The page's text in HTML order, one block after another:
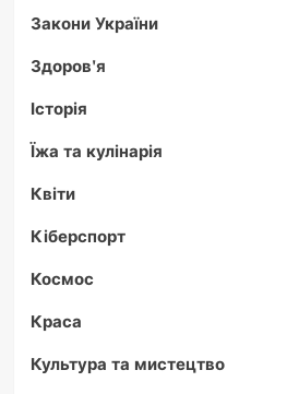
Закони України
Здоров'я
Історія
Їжа та кулінарія
Квіти
Кіберспорт
Космос
Краса
Культура та мистецтво